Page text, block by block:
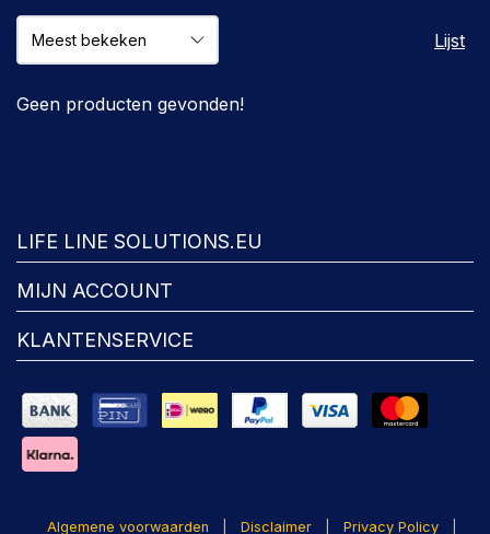
Lijst
Geen producten gevonden!
LIFE LINE SOLUTIONS.EU
MIJN ACCOUNT
KLANTENSERVICE
Algemene voorwaarden Disclaimer Privacy Policy